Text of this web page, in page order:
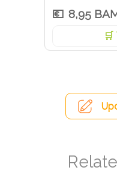
8,95